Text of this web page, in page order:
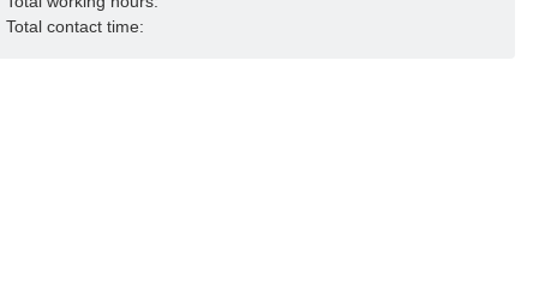
Total contact time: